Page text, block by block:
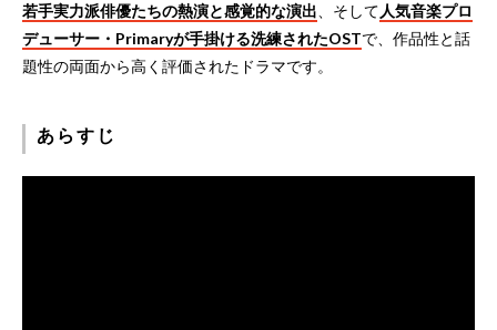
若手実力派俳優たちの熱演と感覚的な演出 、そして 人気音楽プロ
デューサー・Primaryが手掛ける洗練されたOSTで、作品性と話
題性の両面から高く評価されたドラマです。
あらすじ